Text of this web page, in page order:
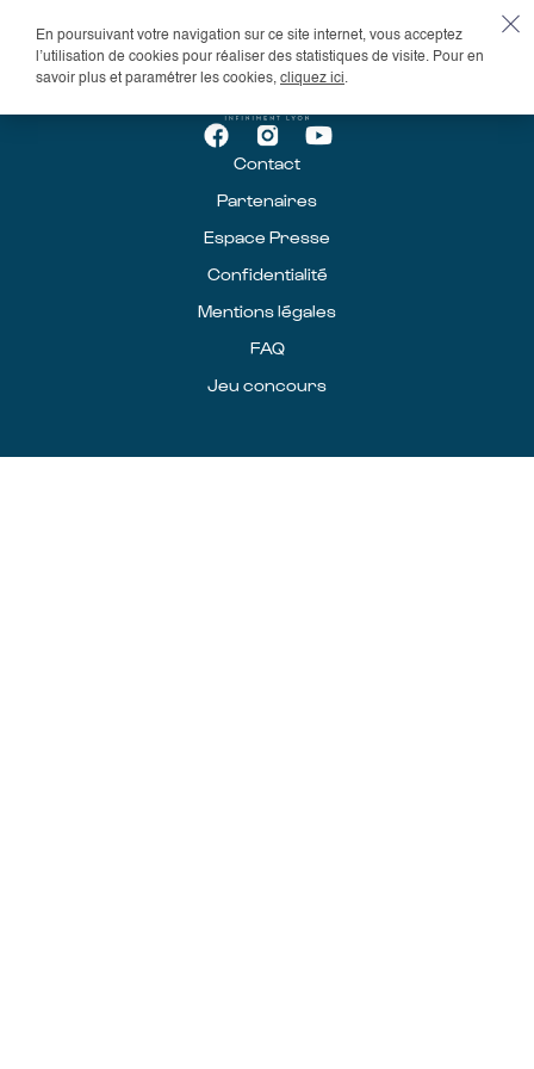
En poursuivant votre navigation sur ce site internet, vous acceptez
l’utilisation de cookies pour réaliser des statistiques de visite. Pour en
savoir plus et paramétrer les cookies, cliquez ici.
Contact
Partenaires
Espace Presse
Confidentialité
Mentions légales
FAQ
Jeu concours